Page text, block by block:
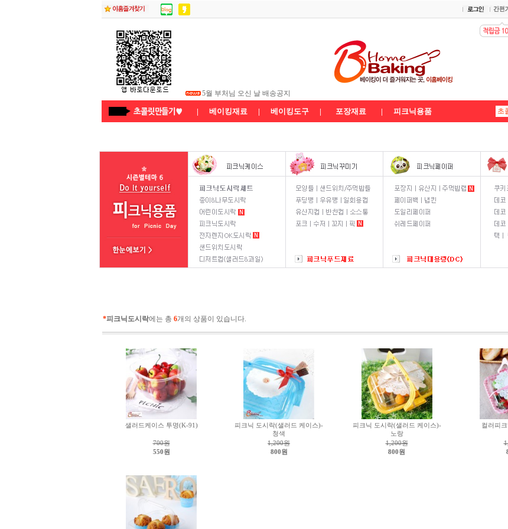
5월 부처님 오신 날 배송공지
| 베이킹재료 | 베이킹도구 | 포장재료 | 피크닉용품
*피크닉도시락에는 총 6개의 상품이 있습니다.
샐러드케이스 투명(K-91)
700원
550원
피크닉 도시락(샐러드 케이스)-
청색
1,200원
800원
피크닉 도시락(샐러드 케이스)-
노랑
1,200원
800원
컬러피